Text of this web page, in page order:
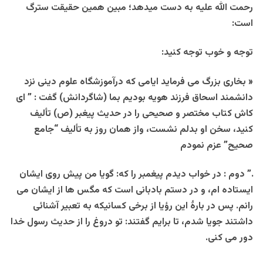
رحمت الله علیه به دست میدهد؛ مبین همین حقیقت سترگ
است:
توجه و خوب توجه کنید:
« بخاری بزرگ می فرماید ایامی که درآموزشگاه علوم دینی نزد
دانشمند اسحاق فرزند هویه بودیم بما (شاگردانش) گفت : ” ای
کاش کتاب مختصر و صحیحی را در حدیث پیغبر (ص) تألیف
کنید، سخن او بدلم نشست، واز همان روز به تألیف “جامع
صحیح” عزم نمودم
.” دوم : در خواب دیدم پیغمبر را که: گویا من پیش روی ایشان
ایستاده ام، و در دستم بادبانی است که مگس ها از ایشان می
رانم. پس در بارۀ این رؤیا از برخی کسانیکه به تعبیر آشنائی
داشتند جویا شدم، تا برایم گفتند: تو دروغ را از حدیث رسول خدا
دور می کنی.